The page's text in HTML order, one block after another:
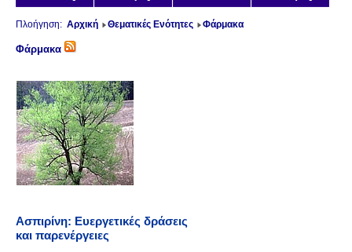
Πλοήγηση: Αρχική Θεματικές Ενότητες Φάρμακα
Φάρμακα
Ασπιρίνη: Ευεργετικές δράσεις
και παρενέργειες